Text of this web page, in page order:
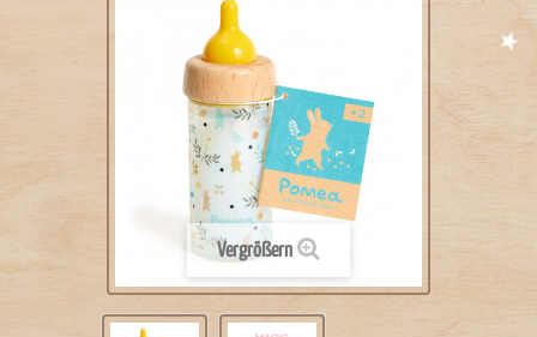
Vergrößern